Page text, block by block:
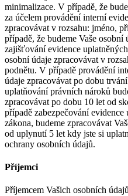
minimalizace. V případě, že
za účelem provádění interní
zpracovávat v rozsahu: jméno,
případě, že budeme Vaše osobní
zajišťování evidence
osobní údaje zpracovávat v
podnětu. V případě provádění
údaje zpracovávat po dobu
uplatňování právních nároků
zpracovávat po dobu 10 let od
případě zabezpečování
zákona, budeme zpracovávat
od uplynutí 5 let kdy jste si
ochrany osobních údajů.
Příjemci
Příjemcem Vašich osobních